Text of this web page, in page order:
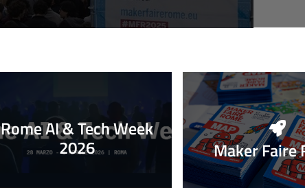
Rome AI & Tech Week
2026 Maker Faire